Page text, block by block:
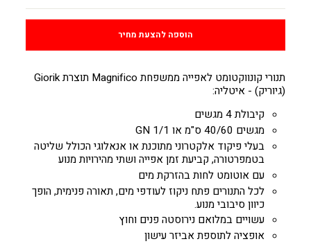
הוספה להצעת מחיר
תנורי קונווקטומט לאפייה ממשפחת Magnifico
תוצרת Giorik
(גיוריק) - איטליה:
קיבולת 4 מגשים
מגשים 40/60 ס"מ או 1/1 GN
בעלי פיקוד אלקטרוני מתוכנת או אנאלוגי הכולל שליטה
בטמפרטורה, קביעת זמן אפייה ושתי מהירויות מנוע
עם אוטומט לחות בהזרקת מים
לכל התנורים פתח ניקוז לעודפי מים, תאורה פנימית, הופך
כיוון סיבובי מנוע.
עשויים במלואם נירוסטה פנים וחוץ
אופציה לתוספת אביזר עישון